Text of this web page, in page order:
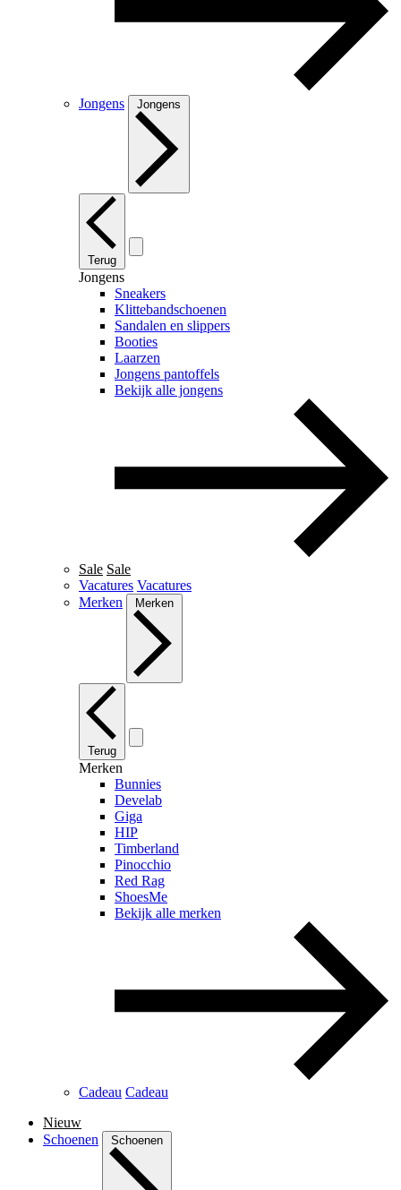
Jongens Jongens
Terug
Jongens
Sneakers
Klittebandschoenen
Sandalen en slippers
Booties
Laarzen
Jongens pantoffels
Bekijk alle jongens
Sale Sale
Vacatures Vacatures
Merken
Merken
Terug
Merken
Bunnies
Develab
Giga
HIP
Timberland
Pinocchio
Red Rag
ShoesMe
Bekijk alle merken
Cadeau Cadeau
Nieuw
Schoenen
Schoenen